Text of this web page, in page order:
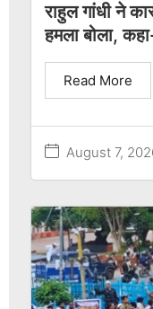
राहुल गांधी ने
हमला बोला,
August 7,
Read More